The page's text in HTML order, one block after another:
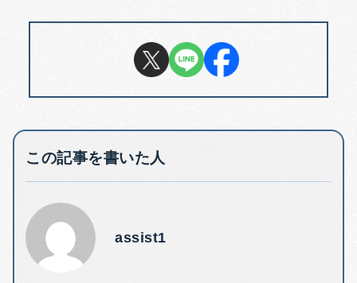
この記事を書いた人
assist1